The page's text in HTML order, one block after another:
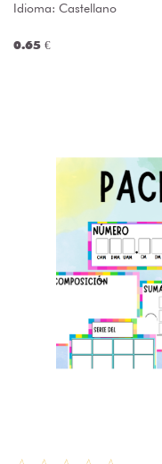
Idioma: Castellano
0.65 €